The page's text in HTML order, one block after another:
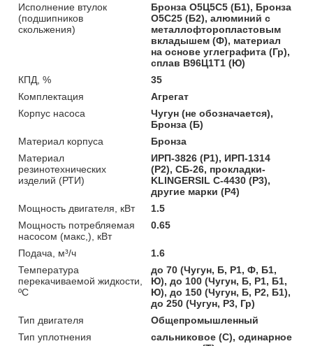
Исполнение втулок
(подшипников
скольжения)
Бронза О5Ц5С5 (Б1), Бронза
О5С25 (Б2), алюминий с
металлофторопластовым
вкладышем (Ф), материал
на основе углеграфита (Гр),
сплав B96Ц1Т1 (Ю)
КПД, %
35
Комплектация
Агрегат
Корпус насоса
Чугун (не обозначается),
Бронза (Б)
Материал корпуса
Бронза
Материал
резинотехнических
изделий (РТИ)
ИРП-3826 (Р1), ИРП-1314
(Р2), СБ-26, прокладки-
KLINGERSIL C-4430 (Р3),
другие марки (Р4)
Мощность двигателя, кВт
1.5
Мощность потребляемая
насосом (макс,), кВт
0.65
Подача, м³/ч
1.6
Температура
перекачиваемой жидкости,
ºС
до 70 (Чугун, Б, Р1, Ф, Б1,
Ю), до 100 (Чугун, Б, Р1, Б1,
Ю), до 150 (Чугун, Б, Р2, Б1),
до 250 (Чугун, Р3, Гр)
Тип двигателя
Общепромышленный
Тип уплотнения
сальниковое (С), одинарное